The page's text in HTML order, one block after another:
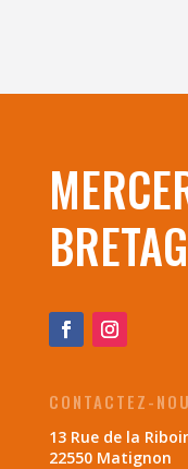
CONTACTEZ-
13 Rue de la
22550 Matignon